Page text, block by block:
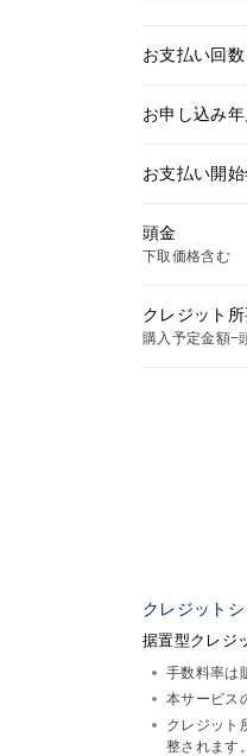
お支払い回数
お申し込み年
お支払い開
頭金
下取価格含む
クレジット
購入予定金額−
クレジット
据置型クレジ
手数料率は
本サービス
クレジット
整されます。